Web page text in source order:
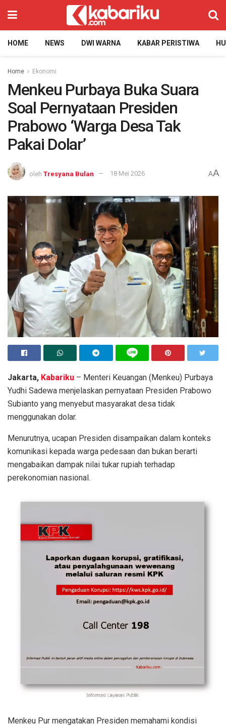
HOME NEWS DWI WARNA KABAR PERISTIWA
Home Ekonomi
Menkeu Purbaya Buka Suara
Soal Pernyataan Presiden
Prabowo ‘Warga Desa Tak
Pakai Dolar’
oleh Tresyana Bulan 18 Mei 2026 AA
Jakarta, Kabariku – Menteri Keuangan (Menkeu) Purbaya
Yudhi Sadewa menjelaskan pernyataan Presiden Prabowo
Subianto yang menyebut masyarakat desa tidak
menggunakan dolar.
Menurutnya, ucapan Presiden disampaikan dalam konteks
komunikasi kepada warga pedesaan dan bukan berarti
mengabaikan dampak nilai tukar rupiah terhadap
perekonomian nasional.
Menkeu Pur mengatakan Presiden memahami kondisi